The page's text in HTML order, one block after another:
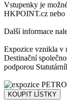
Vstupenky je
HKPOINT.cz nebo
Další informace
Expozice vznikla v
Destinační
podporou